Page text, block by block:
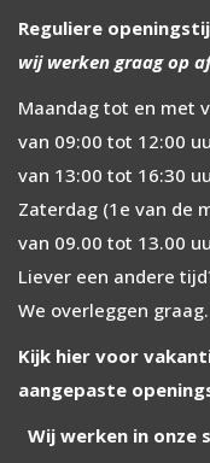
Reguliere
wij werken graag op
Maandag tot en met
van 09:00 tot 12:00
van 13:00 tot 16:30
Zaterdag (1e van de
van 09.00 tot 13.00
Liever een andere
We overleggen graag.
Kijk hier voor
aangepaste
Wij werken in onze